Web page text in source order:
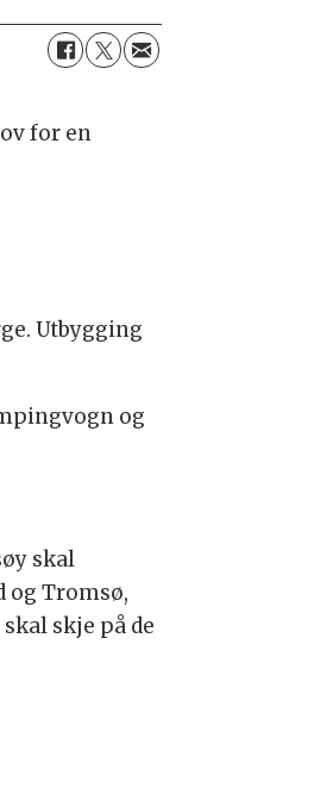
for en
Utbygging
og
skal
og Tromsø,
skje på de